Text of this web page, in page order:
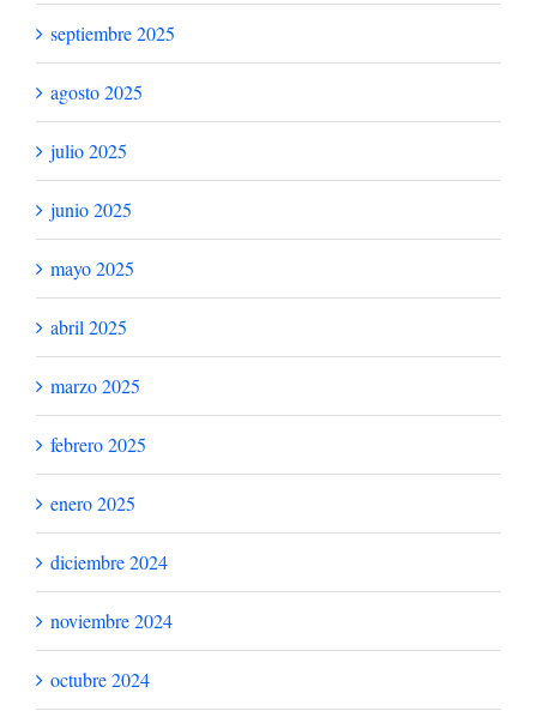
septiembre 2025
agosto 2025
julio 2025
junio 2025
mayo 2025
abril 2025
marzo 2025
febrero 2025
enero 2025
diciembre 2024
noviembre 2024
octubre 2024